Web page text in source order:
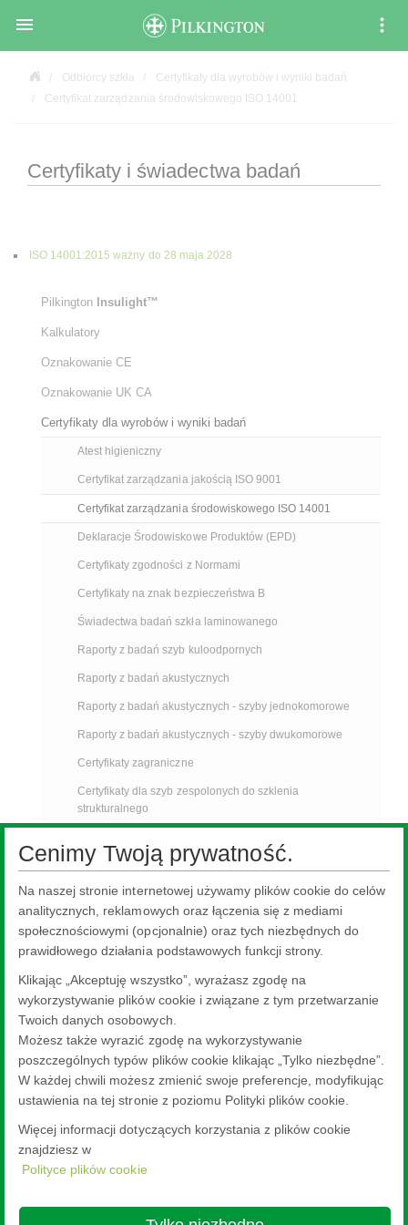

Odbiorcy szkła
Certyfikaty dla wyrobów i wyniki badań
Certyfikat zarządzania środowiskowego ISO 14001
Certyfikaty i świadectwa badań
ISO 14001:2015 ważny do 28 maja 2028
Pilkington Insulight™
Kalkulatory
Oznakowanie CE
Oznakowanie UK CA
Certyfikaty dla wyrobów i wyniki badań
Atest higieniczny
Certyfikat zarządzania jakością ISO 9001
Certyfikat zarządzania środowiskowego ISO 14001
Deklaracje Środowiskowe Produktów (EPD)
Certyfikaty zgodności z Normami
Certyfikaty na znak bezpieczeństwa B
Świadectwa badań szkła laminowanego
Raporty z badań szyb kuloodpornych
Raporty z badań akustycznych
Raporty z badań akustycznych - szyby jednokomorowe
Raporty z badań akustycznych - szyby dwukomorowe
Certyfikaty zagraniczne
Certyfikaty dla szyb zespolonych do szklenia
strukturalnego
Ogólne warunki umów Pilkington IGP Sp. z o.o.
Ogólne warunki umów Pilkington Polska Sp. z o.o.
Najczęściej zadawane pytania
Informacje dla użytkowników szkieł budowlanych
Urządzenia do transportu i składowania szkła
NSGTEC™
Ramki dystansowe TGI®-Spacer
Stillages
Head Office - 3-5-27 Mita Minato-ku Tokyo
Cenimy Twoją prywatność.
Na naszej stronie internetowej używamy plików cookie do celów
analitycznych, reklamowych oraz łączenia się z mediami
społecznościowymi (opcjonalnie) oraz tych niezbędnych do
prawidłowego działania podstawowych funkcji strony.
Klikając „Akceptuję wszystko”, wyrażasz zgodę na
wykorzystywanie plików cookie i związane z tym przetwarzanie
Twoich danych osobowych.
Możesz także wyrazić zgodę na wykorzystywanie
poszczególnych typów plików cookie klikając „Tylko niezbędne”.
W każdej chwili możesz zmienić swoje preferencje, modyfikując
ustawienia na tej stronie z poziomu Polityki plików cookie.
Więcej informacji dotyczących korzystania z plików cookie
znajdziesz w
Polityce plików cookie